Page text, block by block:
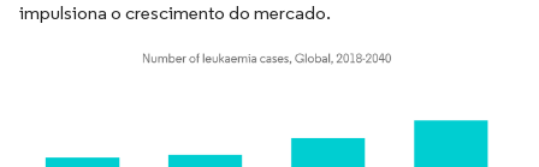
impulsiona o crescimento do mercado.